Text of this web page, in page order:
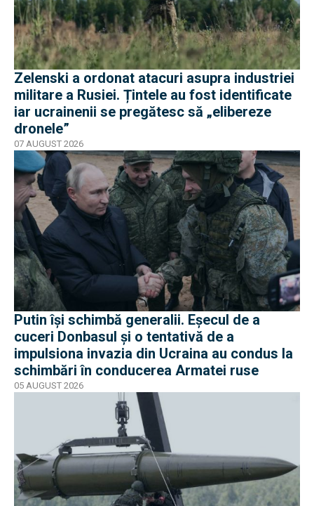
Zelenski a ordonat atacuri asupra industriei
militare a Rusiei. Țintele au fost identificate
iar ucrainenii se pregătesc să „elibereze
dronele”
07 AUGUST 2026
Putin își schimbă generalii. Eșecul de a
cuceri Donbasul și o tentativă de a
impulsiona invazia din Ucraina au condus la
schimbări în conducerea Armatei ruse
05 AUGUST 2026